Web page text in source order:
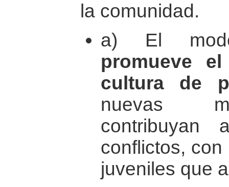
la comunidad.
a) El
promueve
cultura de
nuevas
contribuyan
conflictos,
juveniles que